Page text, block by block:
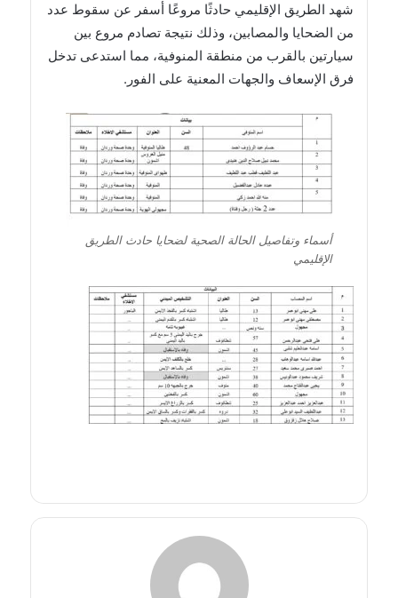
شهد الطريق الإقليمي حادثًا مروعًا أسفر عن سقوط عدد
من الضحايا والمصابين، وذلك نتيجة تصادم مروع بين
سيارتين بالقرب من منطقة المنوفية، مما استدعى تدخل
فرق الإسعاف والجهات المعنية على الفور.
أسماء وتفاصيل الحالة الصحية لضحايا حادث الطريق
الإقليمي